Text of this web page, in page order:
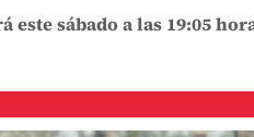
este sábado a las 19:05